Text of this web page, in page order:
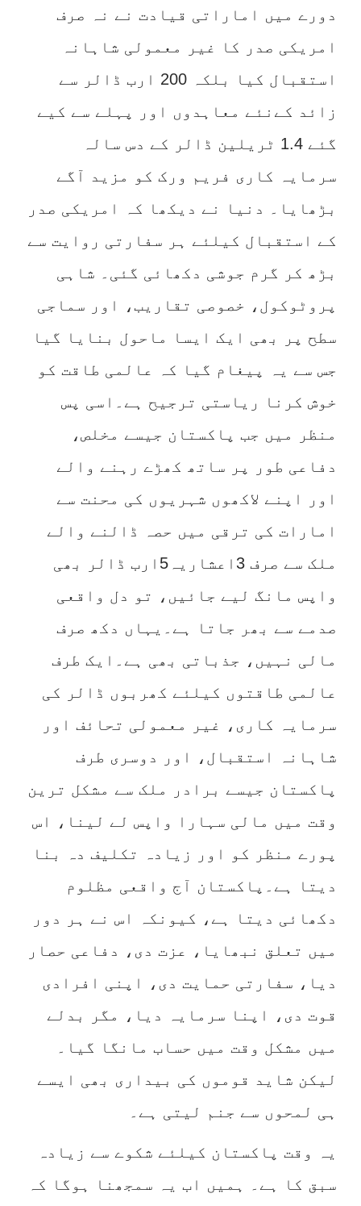
دورے میں اماراتی قیادت نے نہ صرف
امریکی صدر کا غیر معمولی شاہانہ
استقبال کیا بلکہ 200 ارب ڈالر سے
زائد کےنئے معاہدوں اور پہلے سے کیے
گئے 1.4 ٹریلین ڈالر کے دس سالہ
سرمایہ کاری فریم ورک کو مزید آگے
بڑھایا۔ دنیا نے دیکھا کہ امریکی صدر
کے استقبال کیلئے ہر سفارتی روایت سے
بڑھ کر گرم جوشی دکھائی گئی۔ شاہی
پروٹوکول، خصوصی تقاریب، اور سماجی
سطح پر بھی ایک ایسا ماحول بنایا گیا
جس سے یہ پیغام گیا کہ عالمی طاقت کو
خوش کرنا ریاستی ترجیح ہے۔اسی پس
منظر میں جب پاکستان جیسے مخلص،
دفاعی طور پر ساتھ کھڑے رہنے والے
اور اپنے لاکھوں شہریوں کی محنت سے
امارات کی ترقی میں حصہ ڈالنے والے
ملک سے صرف 3اعشاریہ5ارب ڈالر بھی
واپس مانگ لیے جائیں، تو دل واقعی
صدمے سے بھر جاتا ہے۔یہاں دکھ صرف
مالی نہیں، جذباتی بھی ہے۔ایک طرف
عالمی طاقتوں کیلئے کھربوں ڈالر کی
سرمایہ کاری، غیر معمولی تحائف اور
شاہانہ استقبال، اور دوسری طرف
پاکستان جیسے برادر ملک سے مشکل ترین
وقت میں مالی سہارا واپس لے لینا، اس
پورے منظر کو اور زیادہ تکلیف دہ بنا
دیتا ہے۔پاکستان آج واقعی مظلوم
دکھائی دیتا ہے، کیونکہ اس نے ہر دور
میں تعلق نبھایا، عزت دی، دفاعی حصار
دیا، سفارتی حمایت دی، اپنی افرادی
قوت دی، اپنا سرمایہ دیا، مگر بدلے
میں مشکل وقت میں حساب مانگا گیا۔
لیکن شاید قوموں کی بیداری بھی ایسے
ہی لمحوں سے جنم لیتی ہے۔
یہ وقت پاکستان کیلئے شکوے سے زیادہ
سبق کا ہے۔ ہمیں اب یہ سمجھنا ہوگا کہ